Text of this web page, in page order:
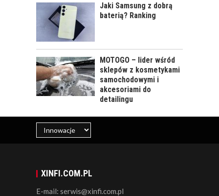
Jaki Samsung z dobrą
baterią? Ranking
MOTOGO – lider wśród
sklepów z kosmetykami
samochodowymi i
akcesoriami do
detailingu
XINFI.COM.PL
E-mail: serwis@xinfi.com.pl